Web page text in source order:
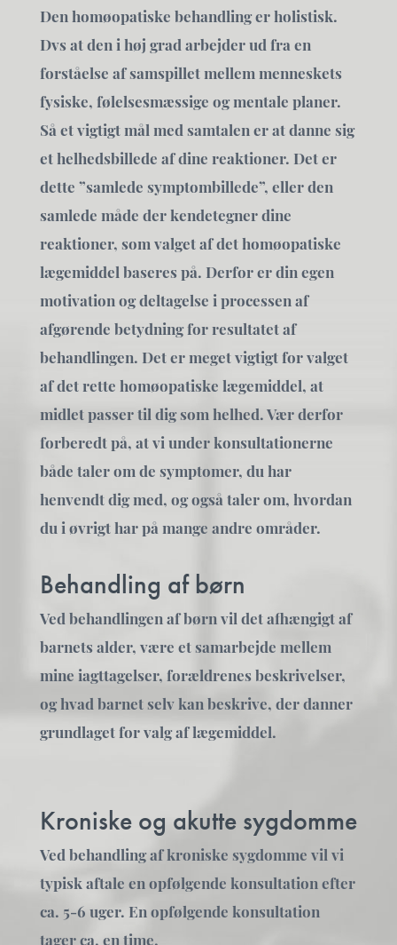
Den homøopatiske behandling er holistisk.
Dvs at den i høj grad arbejder ud fra en
forståelse af samspillet mellem menneskets
fysiske, følelsesmæssige og mentale planer.
Så et vigtigt mål med samtalen er at danne sig
et helhedsbillede af dine reaktioner. Det er
dette ”samlede symptombillede”, eller den
samlede måde der kendetegner dine
reaktioner, som valget af det homøopatiske
lægemiddel baseres på. Derfor er din egen
motivation og deltagelse i processen af
afgørende betydning for resultatet af
behandlingen. Det er meget vigtigt for valget
af det rette homøopatiske lægemiddel, at
midlet passer til dig som helhed. Vær derfor
forberedt på, at vi under konsultationerne
både taler om de symptomer, du har
henvendt dig med, og også taler om, hvordan
du i øvrigt har på mange andre områder.
Behandling af børn
Ved behandlingen af børn vil det afhængigt af
barnets alder, være et samarbejde mellem
mine iagttagelser, forældrenes beskrivelser,
og hvad barnet selv kan beskrive, der danner
grundlaget for valg af lægemiddel.
Kroniske og akutte sygdomme
Ved behandling af kroniske sygdomme vil vi
typisk aftale en opfølgende konsultation efter
ca. 5-6 uger. En opfølgende konsultation
tager ca. en time.